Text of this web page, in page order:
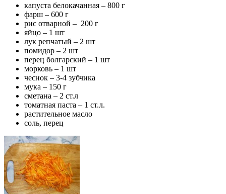
капуста белокачанная – 800 г
фарш – 600 г
рис отварной – 200 г
яйцо – 1 шт
лук репчатый – 2 шт
помидор – 2 шт
перец болгарский – 1 шт
морковь – 1 шт
чеснок – 3-4 зубчика
мука – 150 г
сметана – 2 ст.л
томатная паста – 1 ст.л.
растительное масло
соль, перец